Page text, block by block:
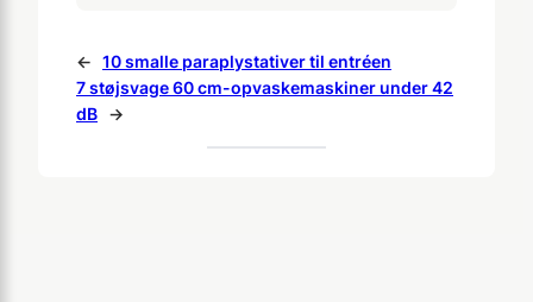
← 10 smalle paraplystativer til entréen
7 støjsvage 60 cm-opvaskemaskiner under 42
dB →